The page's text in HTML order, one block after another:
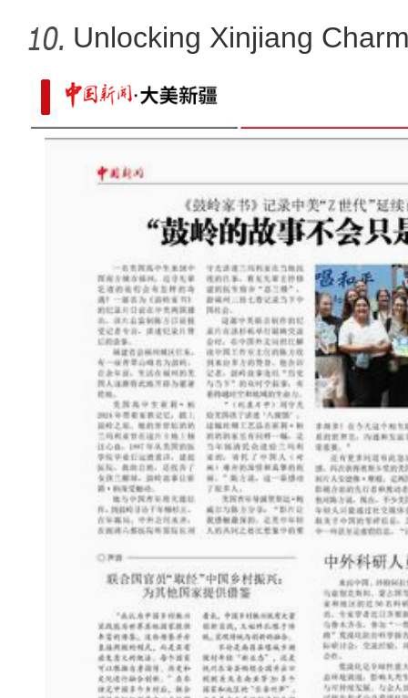
同心坐标｜课本上写不出的震撼！新
Unlocking Xinjiang